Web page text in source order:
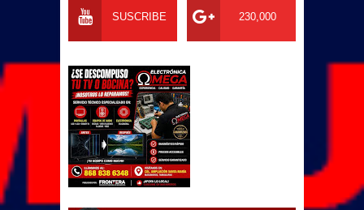
SUSCRIBE 230,000